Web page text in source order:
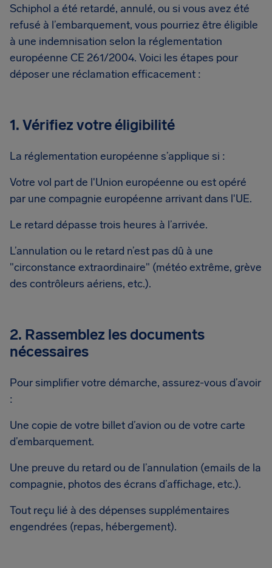
Schiphol a été retardé, annulé, ou si vous avez été
refusé à l’embarquement, vous pourriez être éligible
à une indemnisation selon la réglementation
européenne CE 261/2004. Voici les étapes pour
déposer une réclamation efficacement :
1. Vérifiez votre éligibilité
La réglementation européenne s’applique si :
Votre vol part de l'Union européenne ou est opéré
par une compagnie européenne arrivant dans l'UE.
Le retard dépasse trois heures à l’arrivée.
L’annulation ou le retard n’est pas dû à une
"circonstance extraordinaire" (météo extrême, grève
des contrôleurs aériens, etc.).
2. Rassemblez les documents
nécessaires
Pour simplifier votre démarche, assurez-vous d’avoir
:
Une copie de votre billet d’avion ou de votre carte
d’embarquement.
Une preuve du retard ou de l’annulation (emails de la
compagnie, photos des écrans d’affichage, etc.).
Tout reçu lié à des dépenses supplémentaires
engendrées (repas, hébergement).